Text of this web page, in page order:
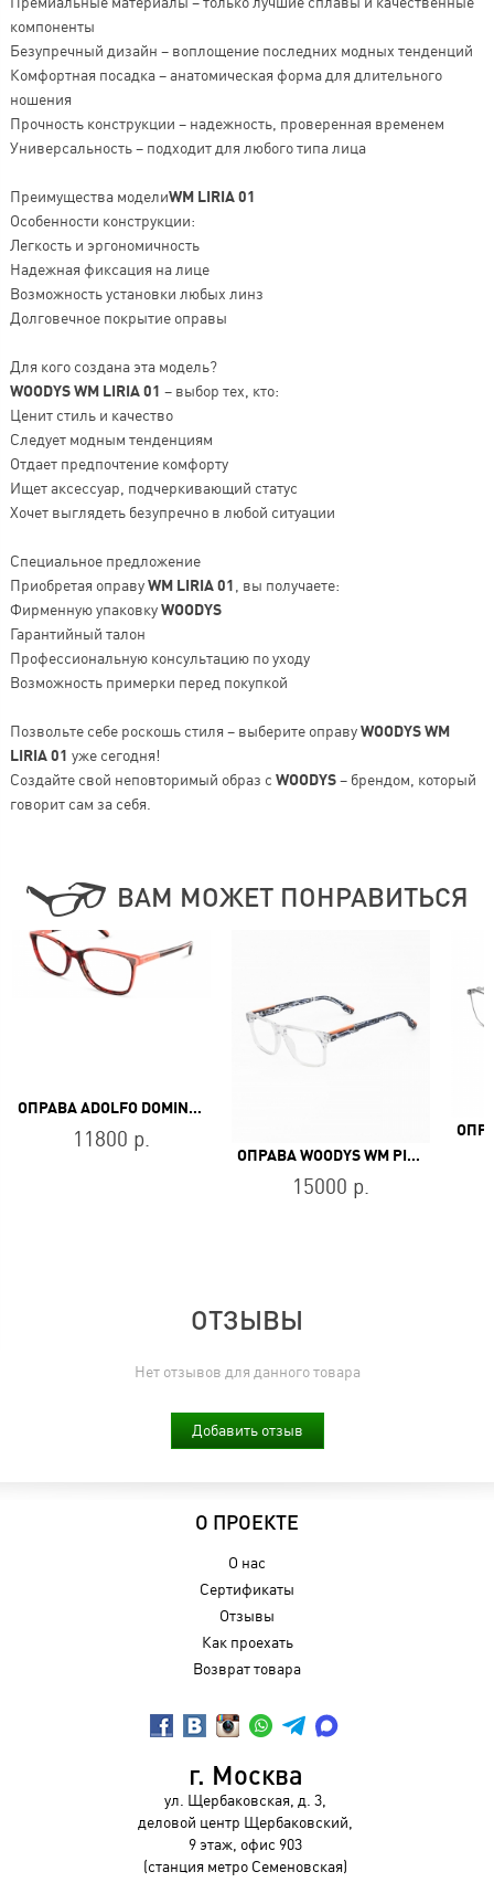
компоненты
Безупречный дизайн – воплощение последних модных тенденций
Комфортная посадка – анатомическая форма для длительного
ношения
Прочность конструкции – надежность, проверенная временем
Универсальность – подходит для любого типа лица
Преимущества моделиWM LIRIA 01
Особенности конструкции:
Легкость и эргономичность
Надежная фиксация на лице
Возможность установки любых линз
Долговечное покрытие оправы
Для кого создана эта модель?
WOODYS WM LIRIA 01 – выбор тех, кто:
Ценит стиль и качество
Следует модным тенденциям
Отдает предпочтение комфорту
Ищет аксессуар, подчеркивающий статус
Хочет выглядеть безупречно в любой ситуации
Специальное предложение
Приобретая оправуWM LIRIA 01 , вы получаете:
Фирменную упаковкуWOODYS
Гарантийный талон
Профессиональную консультацию по уходу
Возможность примерки перед покупкой
Позвольте себе роскошь стиля – выберите оправуWOODYS WM
LIRIA 01 уже сегодня!
Создайте свой неповторимый образ с WOODYS– брендом, который
говорит сам за себя.
ВАМ МОЖЕТ ПОНРАВИТЬСЯ
ОПРАВА ADOLFO DOMINGUEZ AD 54762 574
11800 р.
ОПРАВА WOODYS WM PIAGET 04
15000 р.
ОТЗЫВЫ
Нет отзывов для данного товара
Добавить отзыв
О ПРОЕКТЕ
О нас
Сертификаты
Отзывы
Как проехать
Возврат товара
г. Москва
ул. Щербаковская, д. 3,
деловой центр Щербаковский,
9 этаж, офис 903
(станция метро Семеновская)